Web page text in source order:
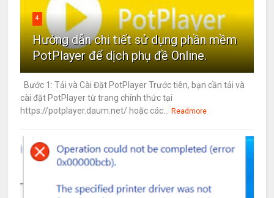
4
Hướng dẫn chi tiết sử dụng phần mềm
PotPlayer để dịch phụ đề Online.
Bước 1: Tải và Cài Đặt PotPlayer Trước tiên, bạn cần tải và
cài đặt PotPlayer từ trang chính thức tại
https://potplayer.daum.net/ hoặc các...
Readmore